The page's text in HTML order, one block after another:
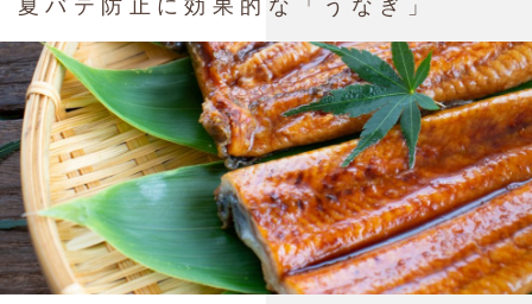
夏バテ防止に効果的な「うなぎ」